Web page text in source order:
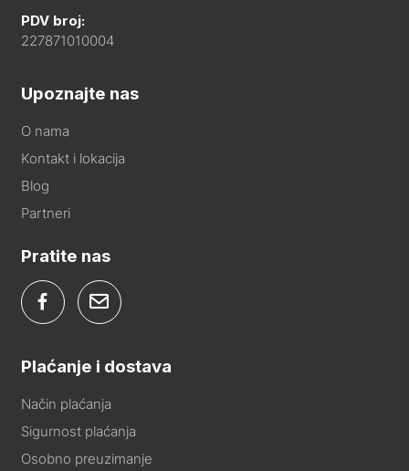
PDV broj:
227871010004
Upoznajte nas
O nama
Kontakt i lokacija
Blog
Partneri
Pratite nas
Plaćanje i dostava
Način plaćanja
Sigurnost plaćanja
Osobno preuzimanje